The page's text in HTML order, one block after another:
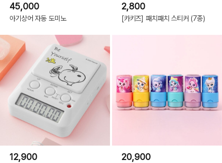
45,000
아기상어 자동 도미노
2,800
[카키즈] 패치패치 스티커 (7종)
12,900 20,900